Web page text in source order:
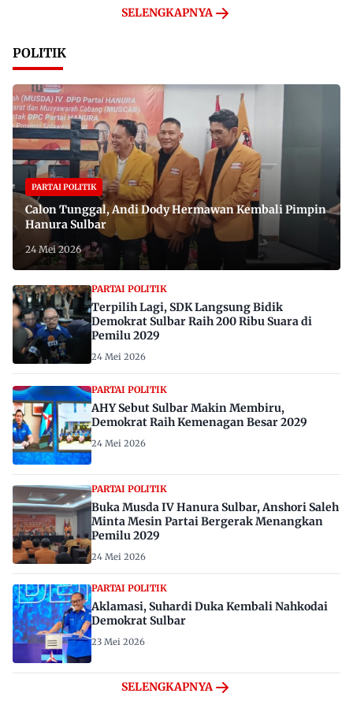
SELENGKAPNYA
POLITIK
PARTAI POLITIK
Calon Tunggal, Andi Dody Hermawan Kembali Pimpin
Hanura Sulbar
24 Mei 2026
PARTAI POLITIK
Terpilih Lagi, SDK Langsung Bidik
Demokrat Sulbar Raih 200 Ribu Suara di
Pemilu 2029
24 Mei 2026
PARTAI POLITIK
AHY Sebut Sulbar Makin Membiru,
Demokrat Raih Kemenagan Besar 2029
24 Mei 2026
PARTAI POLITIK
Buka Musda IV Hanura Sulbar, Anshori Saleh
Minta Mesin Partai Bergerak Menangkan
Pemilu 2029
24 Mei 2026
PARTAI POLITIK
Aklamasi, Suhardi Duka Kembali Nahkodai
Demokrat Sulbar
23 Mei 2026
SELENGKAPNYA